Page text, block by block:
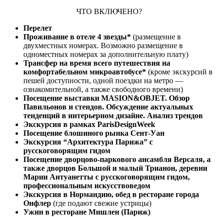
ЧТО ВКЛЮЧЕНО?
Перелет
Проживание в отеле 4 звезды* (размещение в
двухместных номерах. Возможно размещение в
одноместных номерах за дополнительную плату)
Трансфер на время всего путешествия на
комфортабельном микроавтобусе* (кроме экскурсий в
пешей доступности, одной поездки на метро —
ознакомительной, а также свободного времени)
Посещение выставки MASION&OBJET. Обзор
Павильонов и стендов. Обсуждение актуальных
тенденций в интерьерном дизайне. Анализ трендов
Экскурсия в рамках ParisDesignWeek
Посещение блошиного рынка Сент-Уан
Экскурсия “Архитектура Парижа” с
русскоговорящим гидом
Посещение дворцово-паркового ансамбля Версаля, а
также дворцов Большой и малый Трианон, деревни
Марии Антуанетты с русскоговорящим гидом,
профессиональным искусствоведом
Экскурсия в Нормандию, обед в ресторане города
Онфлер (где подают свежие устрицы)
Ужин в ресторане Мишлен (Париж)